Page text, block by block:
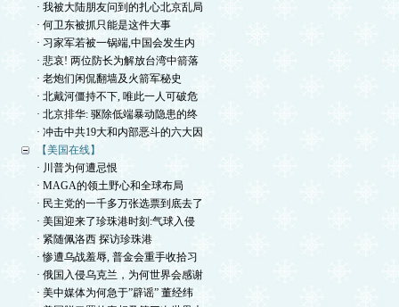
· 我被大陆朋友问到的扎心北京乱局
· 何卫东被抓只能是这件大事
· 习家军若被一锅端,中国会发生内
· 悲哀! 两位防长为解放台湾中箭落
· 老炮们闲侃翻墙及火箭军秘史
· 北戴河僵持不下, 唯此一人可破危
· 北京排华: 驱除低端暴动隐患的终
· 冲击中共19大和内部恶斗的六大因
【美国在线】
· 川普为何遭忌恨
· MAGA的领土野心和全球布局
· 民主党的一千多万张选票到底去了
· 美国迎来了珍珠港时刻:气球入侵
· 紧随佩洛西 探访珍珠港
· 惨遭乌战羞辱, 普金会重手收拾习
· 俄国入侵乌克兰，为何世界会感谢
· 美中媒体为何急于”辟谣” 董经纬